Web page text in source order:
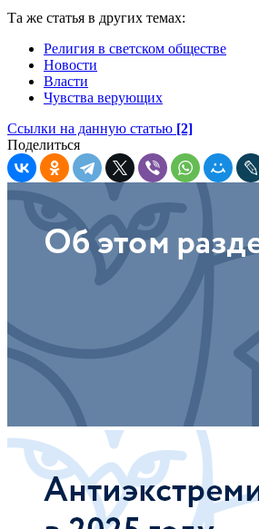
Та же статья в других темах:
Религия в светском обществе
Новости
Власти
Чувства верующих
Ссылки на данную статью [2]
Поделиться